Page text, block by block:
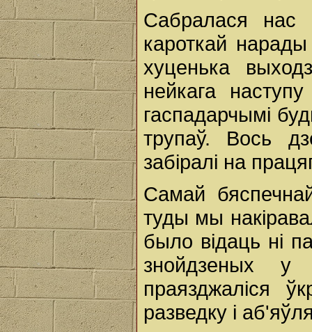
Сабралася нас
кароткай
хуценька
нейкага
гаспадарчымі
трупаў. Вось
забіралі на
Самай
туды мы
было відаць ні
знойдзеных
праязджаліся
разведку i